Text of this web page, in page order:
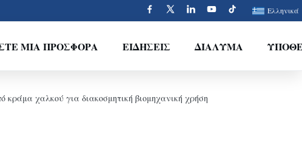
Ελληνικά
ΜΙΑ ΠΡΟΣΦΟΡΆ ΕΙΔΉΣΕΙΣ ΔΙΆΛΥΜΑ
χαλκού για διακοσμητική βιομηχανική χρήση